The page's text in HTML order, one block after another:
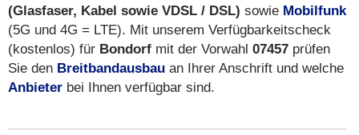
(Glasfaser, Kabel sowie VDSL / DSL) sowie Mobilfunk
(5G und 4G = LTE). Mit unserem Verfügbarkeitscheck
(kostenlos) für Bondorf mit der Vorwahl 07457 prüfen
Sie den Breitbandausbau an Ihrer Anschrift und welche
Anbieter bei Ihnen verfügbar sind.